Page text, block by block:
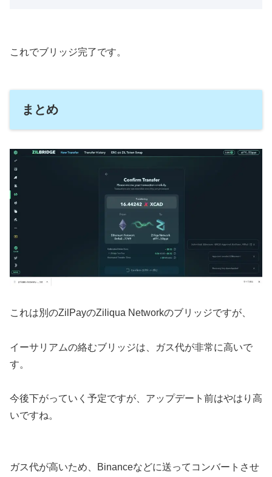
これでブリッジ完了です。
まとめ
これは別のZilPayのZiliqua Networkのブリッジですが、
イーサリアムの絡むブリッジは、ガス代が非常に高いで
す。
今後下がっていく予定ですが、アップデート前はやはり高
いですね。
ガス代が高いため、Binanceなどに送ってコンバートさせ